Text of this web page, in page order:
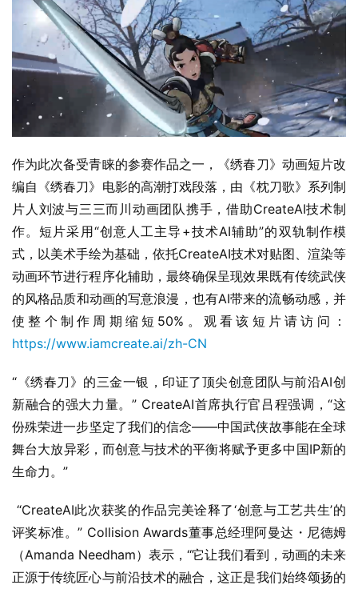
作为此次备受青睐的参赛作品之一，《绣春刀》动画短片改
编自《绣春刀》电影的高潮打戏段落，由《枕刀歌》系列制
片人刘波与三三而川动画团队携手，借助CreateAI技术制
作。短片采用“创意人工主导+技术AI辅助”的双轨制作模
式，以美术手绘为基础，依托CreateAI技术对贴图、渲染等
动画环节进行程序化辅助，最终确保呈现效果既有传统武侠
的风格品质和动画的写意浪漫，也有AI带来的流畅动感，并
使整个制作周期缩短50%。观看该短片请访问：
https://www.iamcreate.ai/zh-CN
“《绣春刀》的三金一银，印证了顶尖创意团队与前沿AI创
新融合的强大力量。” CreateAI首席执行官吕程强调，“这
份殊荣进一步坚定了我们的信念——中国武侠故事能在全球
舞台大放异彩，而创意与技术的平衡将赋予更多中国IP新的
生命力。”
“CreateAI此次获奖的作品完美诠释了‘创意与工艺共生’的
评奖标准。” Collision Awards董事总经理阿曼达・尼德姆
（Amanda Needham）表示，“它让我们看到，动画的未来
正源于传统匠心与前沿技术的融合，这正是我们始终颂扬的